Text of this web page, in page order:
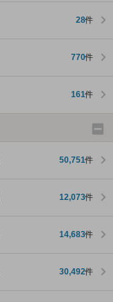
28件
770件
161件
50,751件
12,073件
14,683件
30,492件